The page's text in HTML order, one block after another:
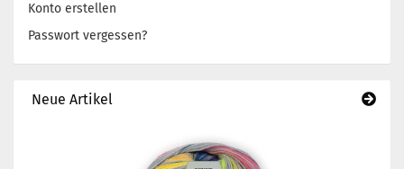
Konto erstellen
Passwort vergessen?
Neue Artikel